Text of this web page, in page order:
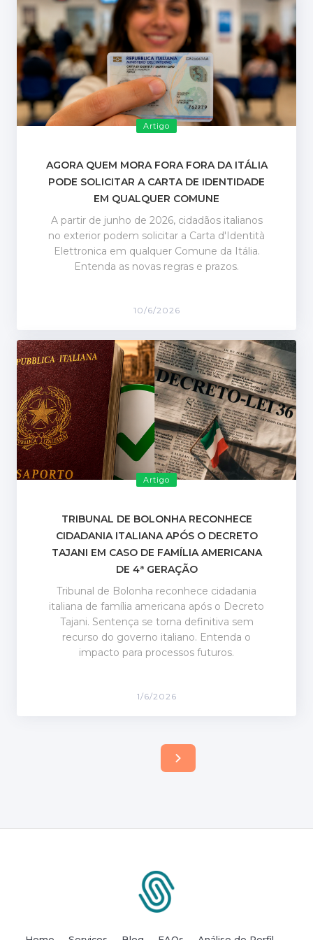
Artigo
AGORA QUEM MORA FORA FORA DA ITÁLIA
PODE SOLICITAR A CARTA DE IDENTIDADE
EM QUALQUER COMUNE
A partir de junho de 2026, cidadãos italianos
no exterior podem solicitar a Carta d'Identità
Elettronica em qualquer Comune da Itália.
Entenda as novas regras e prazos.
10/6/2026
Artigo
TRIBUNAL DE BOLONHA RECONHECE
CIDADANIA ITALIANA APÓS O DECRETO
TAJANI EM CASO DE FAMÍLIA AMERICANA
DE 4ª GERAÇÃO
Tribunal de Bolonha reconhece cidadania
italiana de família americana após o Decreto
Tajani. Sentença se torna definitiva sem
recurso do governo italiano. Entenda o
impacto para processos futuros.
1/6/2026